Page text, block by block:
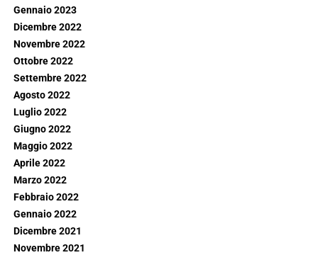
Gennaio 2023
Dicembre 2022
Novembre 2022
Ottobre 2022
Settembre 2022
Agosto 2022
Luglio 2022
Giugno 2022
Maggio 2022
Aprile 2022
Marzo 2022
Febbraio 2022
Gennaio 2022
Dicembre 2021
Novembre 2021